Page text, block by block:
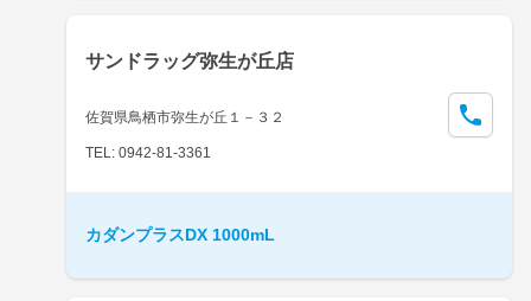
サンドラッグ弥生が丘店
佐賀県鳥栖市弥生が丘１－３２
TEL: 0942-81-3361
カダンプラスDX 1000mL